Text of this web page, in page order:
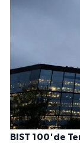
BIST 100'de